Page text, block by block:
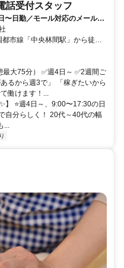
話受付スタッフ
〜日勤／モール対応のメール＋
も自転車通勤圏内 公共交
転車OK！
大75分） ✅週4日～ ✅2週間ご
るから週3で」 「稼ぎたいから
働けます！...
】 ⭐週4日～、9:00〜17:30の日
自分らしく！ 20代～40代の幅
...